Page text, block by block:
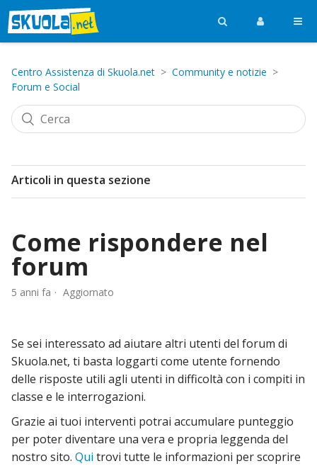
Centro Assistenza di Skuola.net
Community e notizie
Forum e Social
Articoli in questa sezione
Come rispondere nel
forum
5 anni fa Aggiornato
Se sei interessato ad aiutare altri utenti del forum di
Skuola.net, ti basta loggarti come utente fornendo
delle risposte utili agli utenti in difficoltà con i compiti in
classe e le interrogazioni.
Grazie ai tuoi interventi potrai accumulare punteggio
per poter diventare una vera e propria leggenda del
nostro sito. Qui trovi tutte le informazioni per scoprire